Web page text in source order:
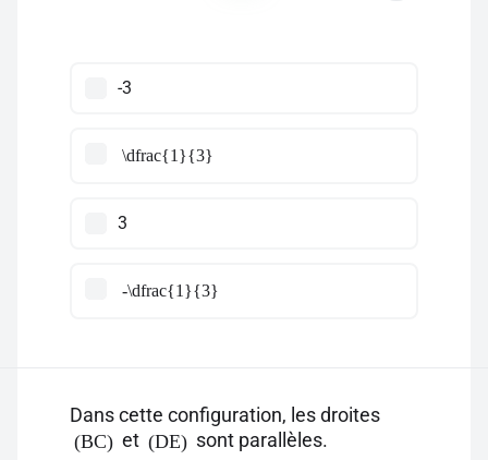
-3
\dfrac{1}{3}
3
-\dfrac{1}{3}
Dans cette configuration, les droites
(BC) et (DE) sont parallèles.